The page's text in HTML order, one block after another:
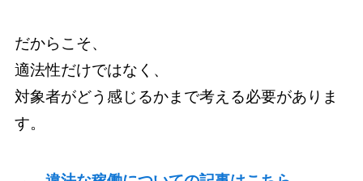
だからこそ、
適法性だけではなく、
対象者がどう感じるかまで考える必要がありま
す。